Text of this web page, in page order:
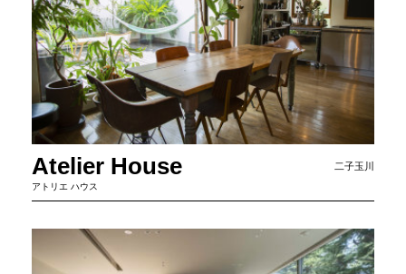
Atelier House
アトリエ ハウス
二子玉川